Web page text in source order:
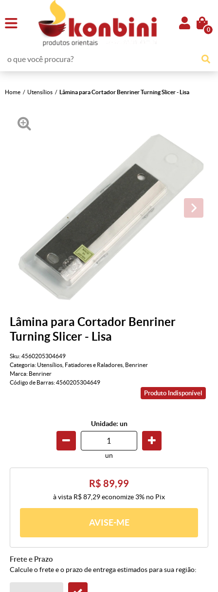
0
Home Utensílios Lâmina para Cortador Benriner Turning Slicer - Lisa
Lâmina para Cortador Benriner
Turning Slicer - Lisa
Sku:4560205304649
Categoria: Utensílios Fatiadores e Raladores Benriner
Marca: Benriner
Código de Barras:4560205304649
Produto Indisponível
Unidade: un
un
R$ 89,99
à vista R$ 87,29economize 3% no Pix
AVISE-ME
Frete e Prazo
Calcule o frete e o prazo de entrega estimados para sua região: